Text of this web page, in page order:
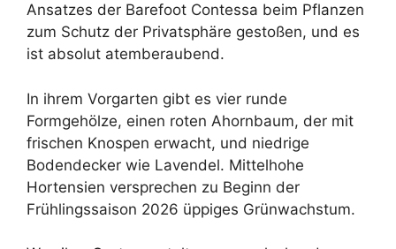
Ansatzes der Barefoot Contessa beim Pflanzen
zum Schutz der Privatsphäre gestoßen, und es
ist absolut atemberaubend.
In ihrem Vorgarten gibt es vier runde
Formgehölze, einen roten Ahornbaum, der mit
frischen Knospen erwacht, und niedrige
Bodendecker wie Lavendel. Mittelhohe
Hortensien versprechen zu Beginn der
Frühlingssaison 2026 üppiges Grünwachstum.